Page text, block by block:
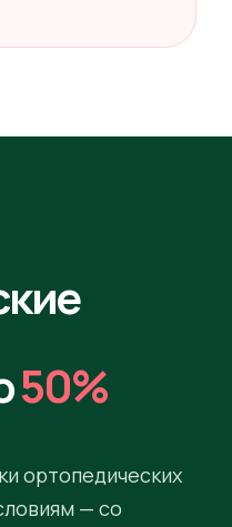
50%
ортопедических
— со